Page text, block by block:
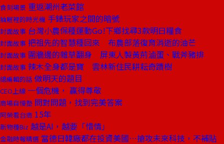
食刻場景 重返潮州老菜館
抽屜裡的時光機 手錶玩家之間的暗號
封面故事 台灣小農保種運動Go!下鄉找尋3款明日糧食
封面故事 把祖先的智慧種回來 布農部落復育消逝的油芒
封面故事 圍牆邊的雜草翻身 屏東人製黃荊滷蛋、戰斧豬排
封面故事 辣木全身都是寶 雲林新住民耕耘奇蹟樹
總編輯的話 做明天的題目
CEO上線 一個危機， 贏得尊敬
商場自慢塾 問對問題，找到完美答案
阿榮看台商 15年
新物種Biz 越是AI，越要「惜情」
金融時報精選 當德日韓廠都在投資美國⋯搶攻未來科技，不補貼